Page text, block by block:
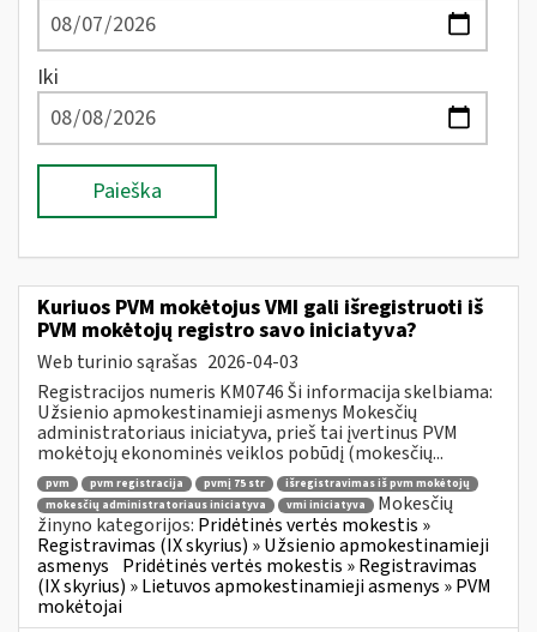
Iki
Paieška
Kuriuos PVM mokėtojus VMI gali išregistruoti iš
PVM mokėtojų registro savo iniciatyva?
Web turinio sąrašas 2026-04-03
Registracijos numeris KM0746 Ši informacija skelbiama:
Užsienio apmokestinamieji asmenys Mokesčių
administratoriaus iniciatyva, prieš tai įvertinus PVM
mokėtojų ekonominės veiklos pobūdį (mokesčių...
pvm pvm registracija pvmį 75 str
išregistravimas iš pvm mokėtojų
mokesčių administratoriaus iniciatyva
vmi iniciatyva
Mokesčių
žinyno kategorijos: Pridėtinės vertės mokestis »
Registravimas (IX skyrius) » Užsienio apmokestinamieji
asmenys Pridėtinės vertės mokestis » Registravimas
(IX skyrius) » Lietuvos apmokestinamieji asmenys » PVM
mokėtojai